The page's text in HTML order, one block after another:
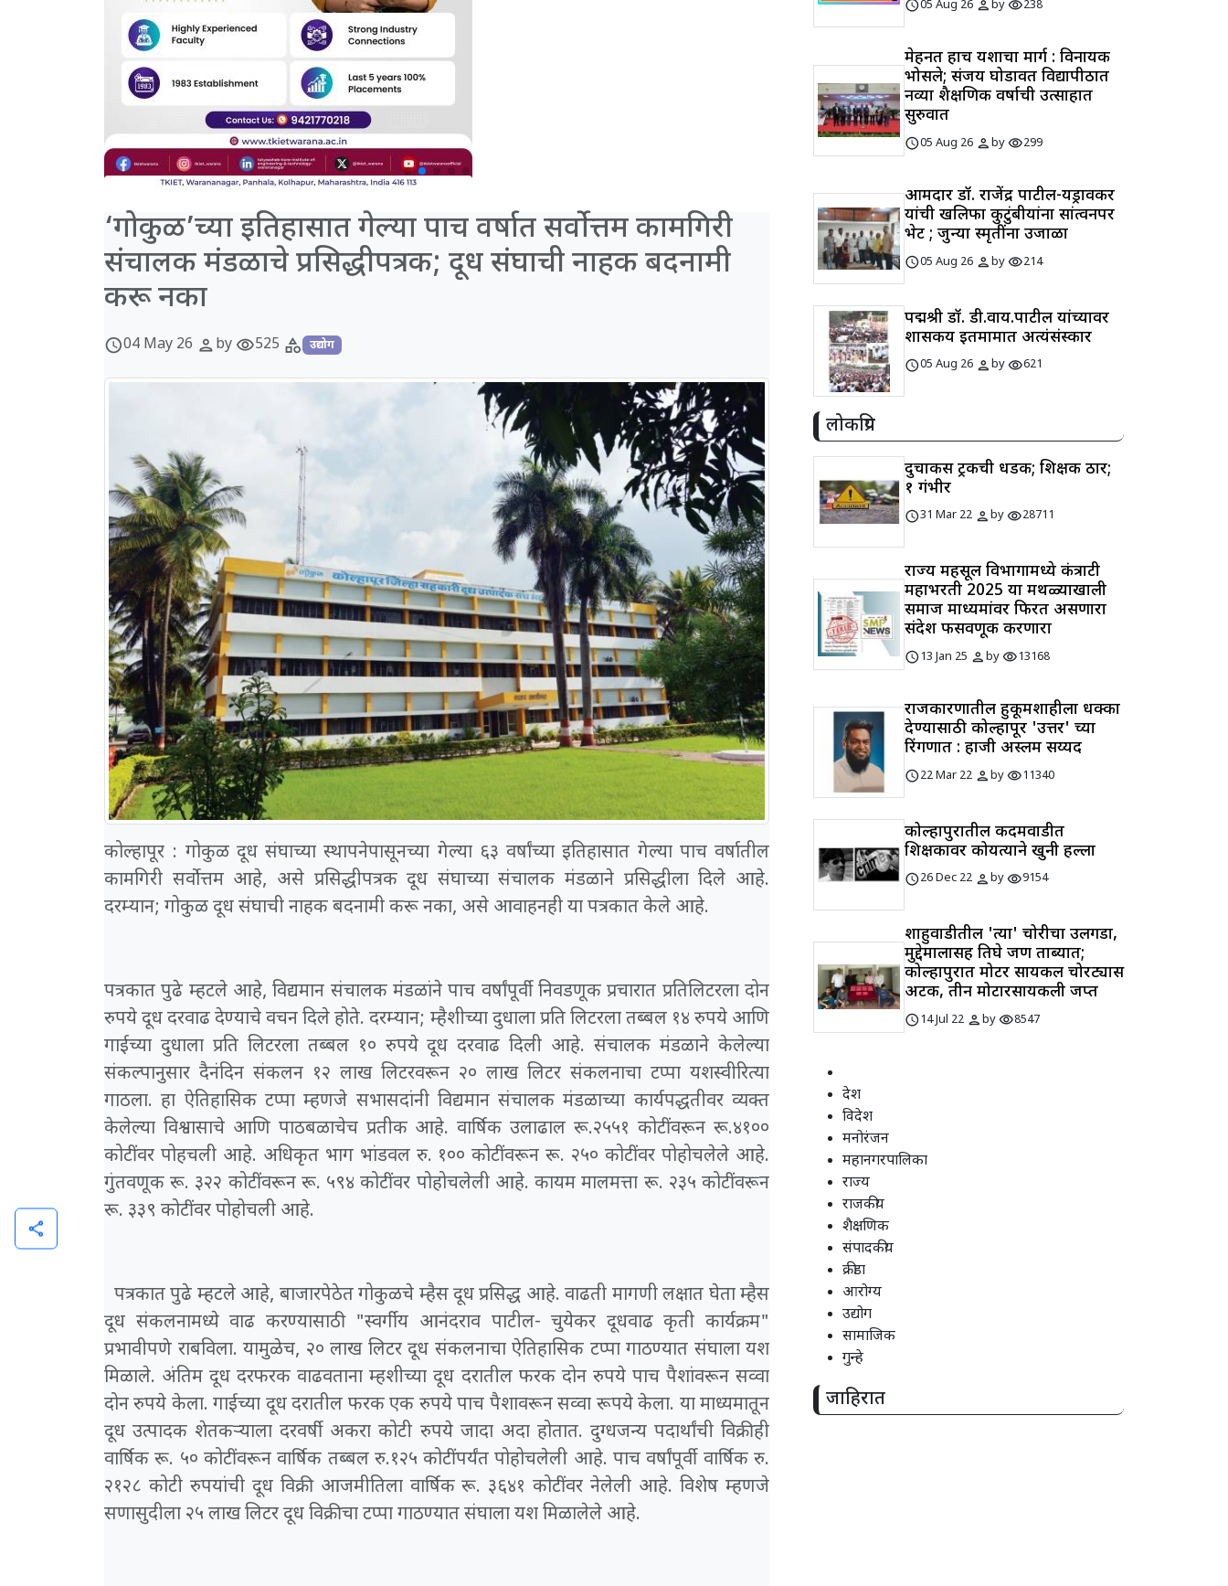
‘गोकुळ’च्या इतिहासात गेल्या पाच वर्षात सर्वोत्तम कामगिरी
संचालक मंडळाचे प्रसिद्धीपत्रक; दूध संघाची नाहक बदनामी
करू नका
schedule04 May 26 personby visibility525 category उद्योग
कोल्हापूर : गोकुळ दूध संघाच्या स्थापनेपासूनच्या गेल्या ६३ वर्षांच्या इतिहासात गेल्या पाच वर्षातील
कामगिरी सर्वोत्तम आहे, असे प्रसिद्धीपत्रक दूध संघाच्या संचालक मंडळाने प्रसिद्धीला दिले आहे.
दरम्यान; गोकुळ दूध संघाची नाहक बदनामी करू नका, असे आवाहनही या पत्रकात केले आहे.
पत्रकात पुढे म्हटले आहे, विद्यमान संचालक मंडळांने पाच वर्षांपूर्वी निवडणूक प्रचारात प्रतिलिटरला दोन
रुपये दूध दरवाढ देण्याचे वचन दिले होते. दरम्यान; म्हैशीच्या दुधाला प्रति लिटरला तब्बल १४ रुपये आणि
गाईच्या दुधाला प्रति लिटरला तब्बल १० रुपये दूध दरवाढ दिली आहे. संचालक मंडळाने केलेल्या
संकल्पानुसार दैनंदिन संकलन १२ लाख लिटरवरून २० लाख लिटर संकलनाचा टप्पा यशस्वीरित्या
गाठला. हा ऐतिहासिक टप्पा म्हणजे सभासदांनी विद्यमान संचालक मंडळाच्या कार्यपद्धतीवर व्यक्त
केलेल्या विश्वासाचे आणि पाठबळाचेच प्रतीक आहे. वार्षिक उलाढाल रू.२५५१ कोटींवरून रू.४१००
कोटींवर पोहचली आहे. अधिकृत भाग भांडवल रु. १०० कोटींवरून रू. २५० कोटींवर पोहोचलेले आहे.
गुंतवणूक रू. ३२२ कोटींवरून रू. ५९४ कोटींवर पोहोचलेली आहे. कायम मालमत्ता रू. २३५ कोटींवरून
रू. ३३९ कोटींवर पोहोचली आहे.
पत्रकात पुढे म्हटले आहे, बाजारपेठेत गोकुळचे म्हैस दूध प्रसिद्ध आहे. वाढती मागणी लक्षात घेता म्हैस
दूध संकलनामध्ये वाढ करण्यासाठी "स्वर्गीय आनंदराव पाटील- चुयेकर दूधवाढ कृती कार्यक्रम"
प्रभावीपणे राबविला. यामुळेच, २० लाख लिटर दूध संकलनाचा ऐतिहासिक टप्पा गाठण्यात संघाला यश
मिळाले. अंतिम दूध दरफरक वाढवताना म्हशीच्या दूध दरातील फरक दोन रुपये पाच पैशांवरून सव्वा
दोन रुपये केला. गाईच्या दूध दरातील फरक एक रुपये पाच पैशावरून सव्वा रूपये केला. या माध्यमातून
दूध उत्पादक शेतकऱ्याला दरवर्षी अकरा कोटी रुपये जादा अदा होतात. दुग्धजन्य पदार्थांची विक्रीही
वार्षिक रू. ५० कोटींवरून वार्षिक तब्बल रु.१२५ कोटींपर्यंत पोहोचलेली आहे. पाच वर्षांपूर्वी वार्षिक रु.
२१२८ कोटी रुपयांची दूध विक्री आजमीतिला वार्षिक रू. ३६४१ कोटींवर नेलेली आहे. विशेष म्हणजे
सणासुदीला २५ लाख लिटर दूध विक्रीचा टप्पा गाठण्यात संघाला यश मिळालेले आहे.
schedule05 Aug 26 personbyvisibility238
मेहनत हाच यशाचा मार्ग : विनायक
भोसले; संजय घोडावत विद्यापीठात
नव्या शैक्षणिक वर्षाची उत्साहात
सुरुवात
schedule05 Aug 26 personbyvisibility299
आमदार डॉ. राजेंद्र पाटील-यड्रावकर
यांची खलिफा कुटुंबीयांना सांत्वनपर
भेट ; जुन्या स्मृतींना उजाळा
schedule05 Aug 26 personbyvisibility214
पद्मश्री डॉ. डी.वाय.पाटील यांच्यावर
शासकीय इतमामात अत्यंसंस्कार
schedule05 Aug 26 personbyvisibility621
लोकप्रिय
दुचाकीस ट्रकची धडक; शिक्षक ठार;
१ गंभीर
schedule31 Mar 22 personbyvisibility28711
राज्य महसूल विभागामध्ये कंत्राटी
महाभरती 2025 या मथळ्याखाली
समाज माध्यमांवर फिरत असणारा
संदेश फसवणूक करणारा
schedule13 Jan 25 personbyvisibility13168
राजकारणातील हुकूमशाहीला धक्का
देण्यासाठी कोल्हापूर 'उत्तर' च्या
रिंगणात : हाजी अस्लम सय्यद
schedule22 Mar 22 personbyvisibility11340
कोल्हापुरातील कदमवाडीत
शिक्षकावर कोयत्याने खुनी हल्ला
schedule26 Dec 22 personbyvisibility9154
शाहुवाडीतील 'त्या' चोरीचा उलगडा,
मुद्देमालासह तिघे जण ताब्यात;
कोल्हापुरात मोटर सायकल चोरट्यास
अटक, तीन मोटारसायकली जप्त
schedule14 Jul 22 personbyvisibility8547
देश
विदेश
मनोरंजन
महानगरपालिका
राज्य
राजकीय
शैक्षणिक
संपादकीय
क्रीडा
आरोग्य
उद्योग
सामाजिक
गुन्हे
जाहिरात
share